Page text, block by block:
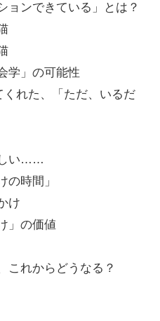
ョンできている」とは？
学」の可能性
れた、「ただ、いるだ
い……
の時間」
け
」の価値
これからどうなる？